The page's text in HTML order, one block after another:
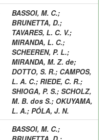
BASSOI, M. C.;
BRUNETTA, D.;
TAVARES, L. C. V.;
MIRANDA, L. C.;
SCHEEREN, P. L.;
MIRANDA, M. Z. de;
DOTTO, S. R.; CAMPOS,
L. A. C.; RIEDE, C. R.;
SHIOGA, P. S.; SCHOLZ,
M. B. dos S.; OKUYAMA,
L. A.; PÓLA, J. N.
BASSOI, M. C.;